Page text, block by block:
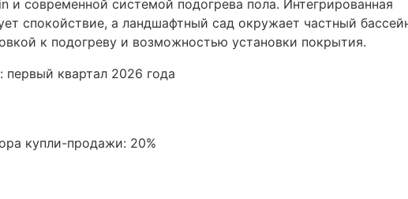
и современной системой подогрева пола. Интегрированная
спокойствие, а ландшафтный сад окружает частный
к подогреву и возможностью установки покрытия.
первый квартал 2026 года
купли-продажи: 20%